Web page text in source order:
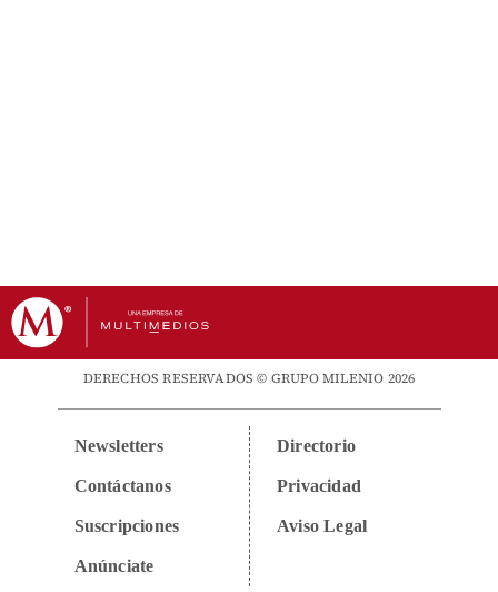
DERECHOS RESERVADOS © GRUPO MILENIO 2026
Newsletters
Contáctanos
Suscripciones
Anúnciate
Directorio
Privacidad
Aviso Legal